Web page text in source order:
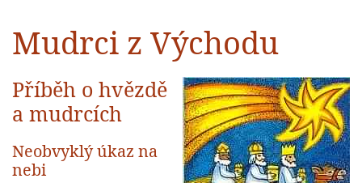
Mudrci z Východu
Příběh o hvězdě
a mudrcích
Neobvyklý úkaz na
nebi